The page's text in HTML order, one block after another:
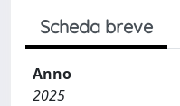
Scheda breve
Anno
2025